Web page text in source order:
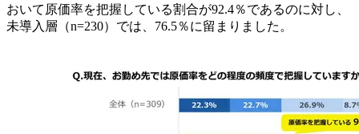
おいて原価率を把握している割合が92.4％であるのに対し、
未導入層（n=230）では、76.5％に留まりました。